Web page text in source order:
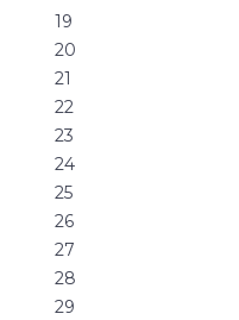
19
20
21
22
23
24
25
26
27
28
29